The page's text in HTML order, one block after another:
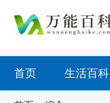
首页 生活百科